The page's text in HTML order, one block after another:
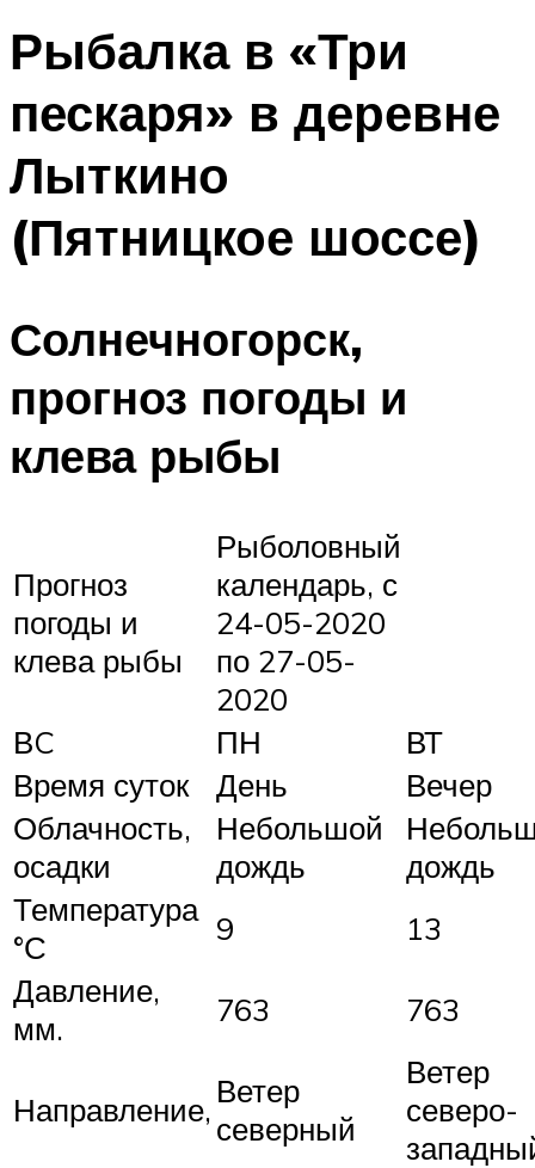
Рыбалка в «Три
пескаря» в деревне
Лыткино
(Пятницкое шоссе)
Солнечногорск,
прогноз погоды и
клева рыбы
Прогноз
погоды и
клева рыбы
Рыболовный
календарь, с
24-05-2020
по 27-05-
2020
ВC
ПН
ВТ
Время суток
День
Вечер
Облачность,
осадки
Небольшой
дождь
дождь
Температура
°С
9
13
Давление,
мм.
763 763
Направление, Ветер
северный
Ветер
северо-